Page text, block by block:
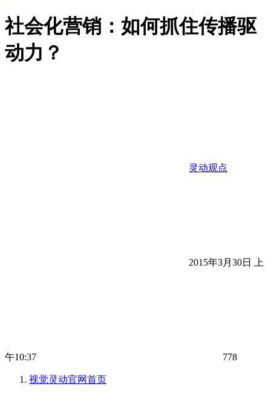
社会化营销：如何抓住传播驱
动力？
灵动观点
2015年3月30日 上
午10:37 778
视觉灵动官网首页